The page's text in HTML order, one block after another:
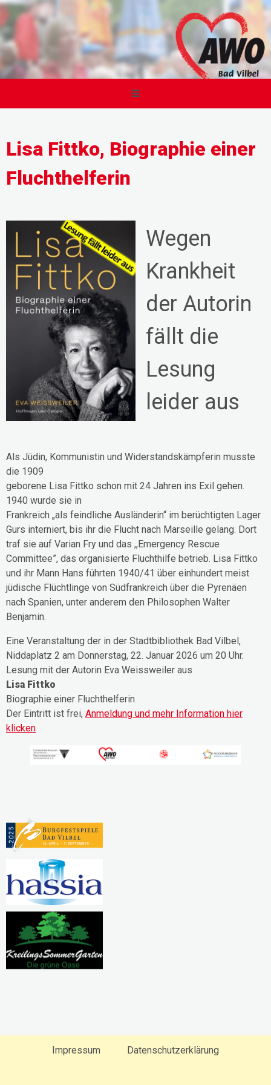
Lisa Fittko, Biographie einer
Fluchthelferin
Wegen
Krankheit
der Autorin
fällt die
Lesung
leider aus
Als Jüdin, Kommunistin und Widerstandskämpferin musste
die 1909
geborene Lisa Fittko schon mit 24 Jahren ins Exil gehen.
1940 wurde sie in
Frankreich „als feindliche Ausländerin“ im berüchtigten Lager
Gurs interniert, bis ihr die Flucht nach Marseille gelang. Dort
traf sie auf Varian Fry und das ,,Emergency Rescue
Committee”, das organisierte Fluchthilfe betrieb. Lisa Fittko
und ihr Mann Hans führten 1940/41 über einhundert meist
jüdische Flüchtlinge von Südfrankreich über die Pyrenäen
nach Spanien, unter anderem den Philosophen Walter
Benjamin.
Eine Veranstaltung der in der Stadtbibliothek Bad Vilbel,
Niddaplatz 2 am Donnerstag, 22. Januar 2026 um 20 Uhr.
Lesung mit der Autorin Eva Weissweiler aus
Lisa Fittko
Biographie einer Fluchthelferin
Der Eintritt ist frei, Anmeldung und mehr Information hier
klicken
Impressum Datenschutzerklärung